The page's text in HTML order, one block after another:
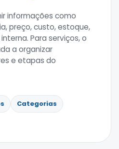
informações como
preço, custo, estoque,
Para serviços, o
a organizar
e etapas do
Categorias